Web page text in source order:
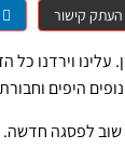
העתק קישור
עלינו וירדנו
היפים
שוב לפסגה חדשה.